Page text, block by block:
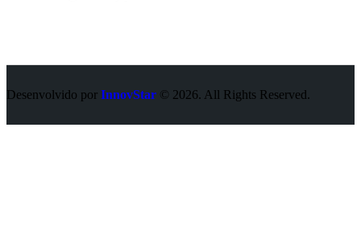
Desenvolvido por InnovStar © 2026. All Rights Reserved.